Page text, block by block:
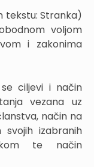
tekstu: Stranka)
voljom
i zakonima
ciljevi i način
vezana uz
način na
izabranih
te način